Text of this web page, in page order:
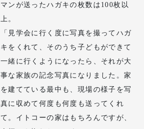
マンが送ったハガキの枚数は100枚以
上。
「見学会に行く度に写真を撮ってハガ
キをくれて、そのうち子どもができて
一緒に行くようになったら、それが大
事な家族の記念写真になりました。家
を建てている最中も、現場の様子を写
真に収めて何度も何度も送ってくれ
て。イトコーの家はもちろんですが、